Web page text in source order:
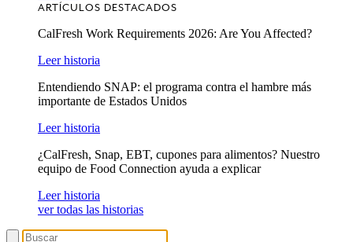
ARTÍCULOS DESTACADOS
CalFresh Work Requirements 2026: Are You Affected?
Leer historia
Entendiendo SNAP: el programa contra el hambre más
importante de Estados Unidos
Leer historia
¿CalFresh, Snap, EBT, cupones para alimentos? Nuestro
equipo de Food Connection ayuda a explicar
Leer historia
ver todas las historias